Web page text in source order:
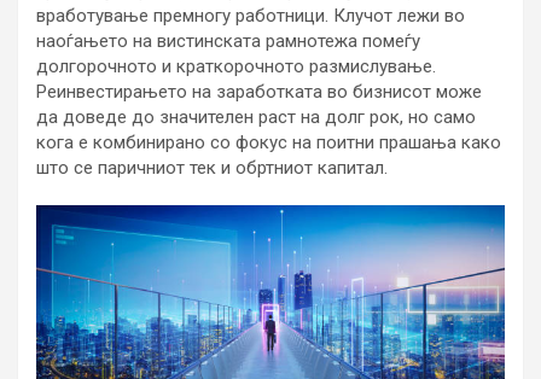
вработување премногу работници. Клучот лежи во
наоѓањето на вистинската рамнотежа помеѓу
долгорочното и краткорочното размислување.
Реинвестирањето на заработката во бизнисот може
да доведе до значителен раст на долг рок, но само
кога е комбинирано со фокус на поитни прашања како
што се паричниот тек и обртниот капитал.